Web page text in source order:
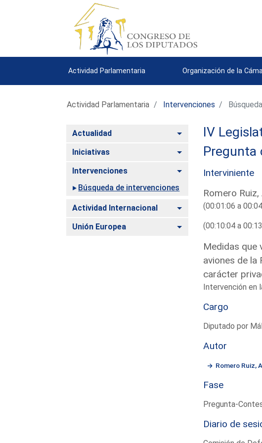
Actividad Parlamentaria Organización de la
Actividad Parlamentaria Intervenciones
Actualidad Alternar
Iniciativas Alternar
Intervenciones
Alternar
Búsqueda de intervenciones
Actividad Internacional Alternar
Unión Europea Alternar
IV
Pregunta
Interviniente
Romero
(00:01:06 a
(00:10:04 a
Medidas que
aviones de la
carácter
Intervención en
Cargo
Diputado por
Autor
Romero Ruiz,
Fase
Pregunta-
Diario de